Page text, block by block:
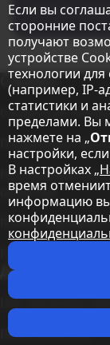
помощью
Справка
Сервисная
Поддержка
Программно-
средства
Поиск
Гарантия на
Другие темы
LED Solutions
Direct View LED
Если вы
сторонние
получают
устройстве
технологии
(например, IP-
статистики и
пределами. Вы
нажмете на „
настройки,
В настройках „
время
информацию